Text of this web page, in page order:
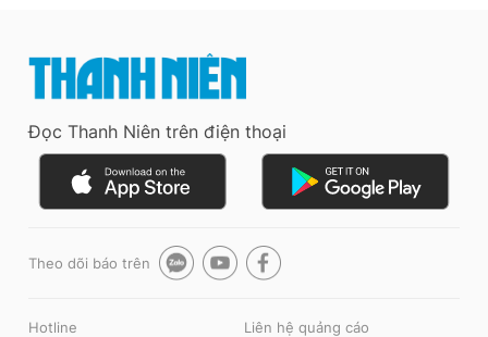
Đọc Thanh Niên trên điện thoại
Theo dõi báo trên
Hotline Liên hệ quảng cáo